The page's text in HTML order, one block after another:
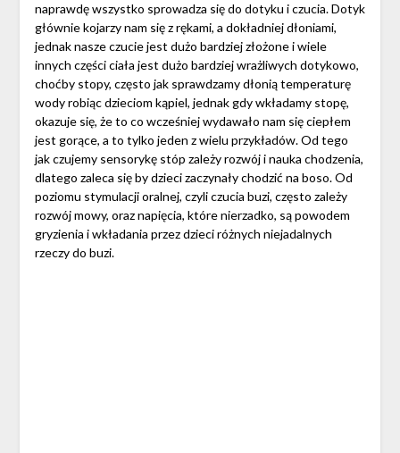
naprawdę wszystko sprowadza się do dotyku i czucia. Dotyk
głównie kojarzy nam się z rękami, a dokładniej dłoniami,
jednak nasze czucie jest dużo bardziej złożone i wiele
innych części ciała jest dużo bardziej wrażliwych dotykowo,
choćby stopy, często jak sprawdzamy dłonią temperaturę
wody robiąc dzieciom kąpiel, jednak gdy wkładamy stopę,
okazuje się, że to co wcześniej wydawało nam się ciepłem
jest gorące, a to tylko jeden z wielu przykładów. Od tego
jak czujemy sensorykę stóp zależy rozwój i nauka chodzenia,
dlatego zaleca się by dzieci zaczynały chodzić na boso. Od
poziomu stymulacji oralnej, czyli czucia buzi, często zależy
rozwój mowy, oraz napięcia, które nierzadko, są powodem
gryzienia i wkładania przez dzieci różnych niejadalnych
rzeczy do buzi.